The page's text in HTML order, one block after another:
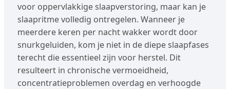
voor oppervlakkige slaapverstoring, maar kan je
slaapritme volledig ontregelen. Wanneer je
meerdere keren per nacht wakker wordt door
snurkgeluiden, kom je niet in de diepe slaapfases
terecht die essentieel zijn voor herstel. Dit
resulteert in chronische vermoeidheid,
concentratieproblemen overdag en verhoogde